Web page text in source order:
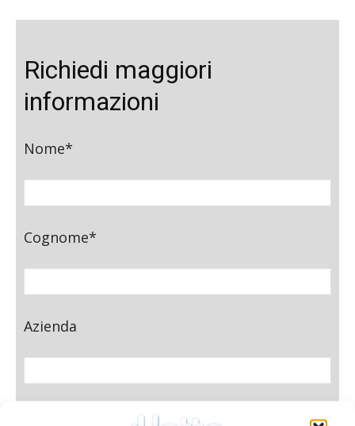
Richiedi maggiori
informazioni
Nome*
Cognome*
Azienda